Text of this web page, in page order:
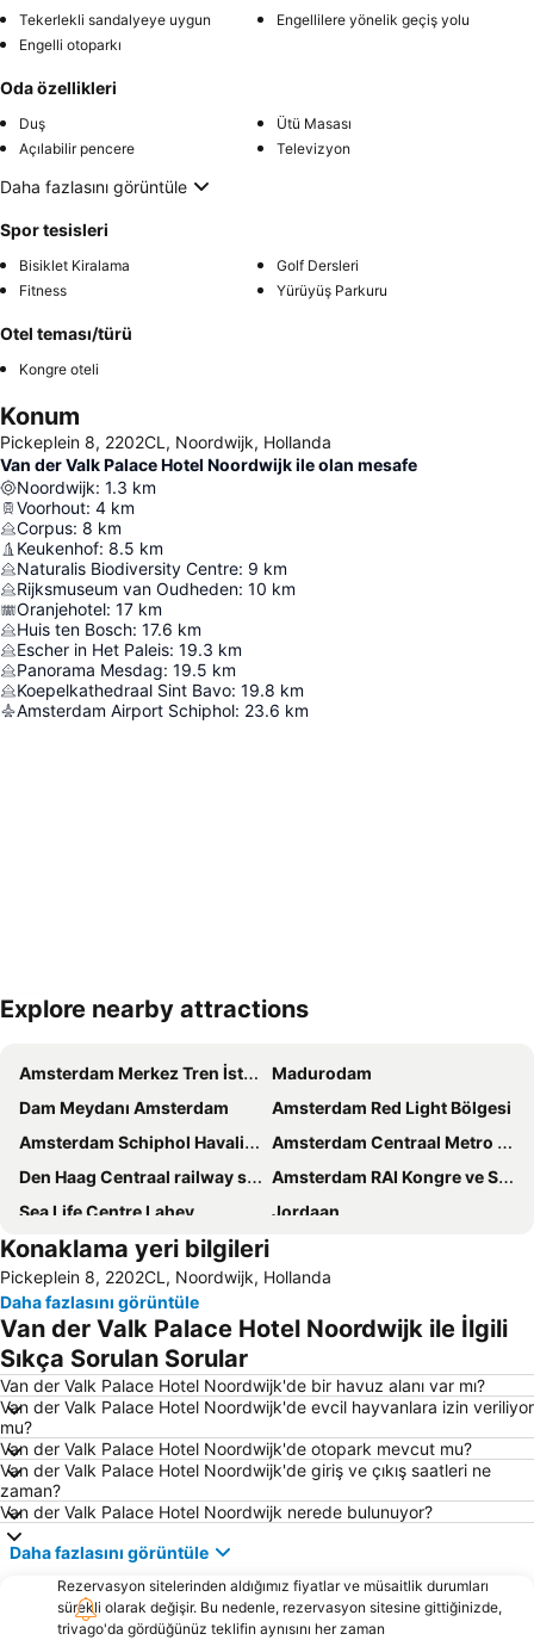
Tekerlekli sandalyeye uygun
Engellilere yönelik geçiş yolu
Engelli otoparkı
Oda özellikleri
Duş
Ütü Masası
Açılabilir pencere
Televizyon
Daha fazlasını görüntüle
Spor tesisleri
Bisiklet Kiralama
Golf Dersleri
Fitness
Yürüyüş Parkuru
Otel teması/türü
Kongre oteli
Konum
Pickeplein 8, 2202CL, Noordwijk, Hollanda
Van der Valk Palace Hotel Noordwijk ile olan mesafe
Noordwijk: 1.3 km
Voorhout: 4 km
Corpus: 8 km
Keukenhof: 8.5 km
Naturalis Biodiversity Centre: 9 km
Rijksmuseum van Oudheden: 10 km
Oranjehotel: 17 km
Huis ten Bosch: 17.6 km
Escher in Het Paleis: 19.3 km
Panorama Mesdag: 19.5 km
Koepelkathedraal Sint Bavo: 19.8 km
Amsterdam Airport Schiphol: 23.6 km
Haritayı genişlet
Explore nearby attractions
Amsterdam Merkez Tren İstasyonu
Madurodam
Dam Meydanı Amsterdam
Amsterdam Red Light Bölgesi
Amsterdam Schiphol Havalimanı
Amsterdam Centraal Metro Station
Den Haag Centraal railway station
Amsterdam RAI Kongre ve Sergi Merkezi
Sea Life Centre Lahey
Jordaan
Sloterdijk
De Pijp
Noord
Rotterdam Merkez Tren İstasyonu
Ahoy Rotterdam
Amsterdam Kanal Gezisi
Amsterdam ArenA
Oud Zuid
Sloterdijk Metro Station
Amstel Metro Station
De Wallen
Van Gogh Museum
Zaanse Schans
Ziggo Dome
Utrecht Centraal Station
Oud-West
Rotterdam The Hague Airport
Rokin
Centrum
Konaklama yeri bilgileri
Pickeplein 8, 2202CL, Noordwijk, Hollanda
Daha fazlasını görüntüle
Van der Valk Palace Hotel Noordwijk ile İlgili
Sıkça Sorulan Sorular
Van der Valk Palace Hotel Noordwijk'de bir havuz alanı var mı?
Van der Valk Palace Hotel Noordwijk'de evcil hayvanlara izin veriliyor
mu?
Van der Valk Palace Hotel Noordwijk'de otopark mevcut mu?
Van der Valk Palace Hotel Noordwijk'de giriş ve çıkış saatleri ne
zaman?
Van der Valk Palace Hotel Noordwijk nerede bulunuyor?
Daha fazlasını görüntüle
Rezervasyon sitelerinden aldığımız fiyatlar ve müsaitlik durumları
sürekli olarak değişir. Bu nedenle, rezervasyon sitesine gittiğinizde,
trivago'da gördüğünüz teklifin aynısını her zaman